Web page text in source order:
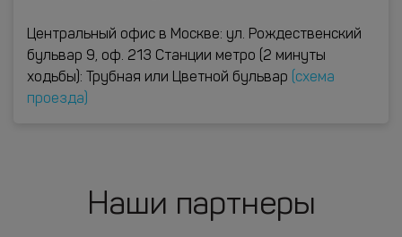
Центральный офис в Москве: ул. Рождественский
бульвар 9, оф. 213 Станции метро (2 минуты
ходьбы): Трубная или Цветной бульвар
(схема
проезда)
Наши партнеры